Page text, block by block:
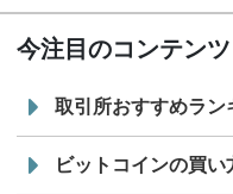
今注目のコンテンツ
取引所おすすめラン
ビットコインの買い